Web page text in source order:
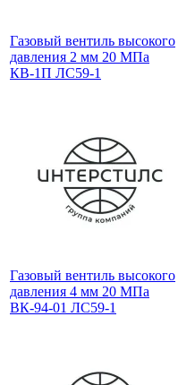
Газовый вентиль высокого
давления 2 мм 20 МПа
КВ-1П ЛС59-1
Газовый вентиль высокого
давления 4 мм 20 МПа
ВК-94-01 ЛС59-1